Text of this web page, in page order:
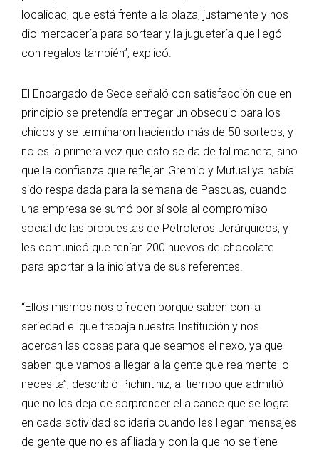
localidad, que está frente a la plaza, justamente y nos
dio mercadería para sortear y la juguetería que llegó
con regalos también”, explicó.
El Encargado de Sede señaló con satisfacción que en
principio se pretendía entregar un obsequio para los
chicos y se terminaron haciendo más de 50 sorteos, y
no es la primera vez que esto se da de tal manera, sino
que la confianza que reflejan Gremio y Mutual ya había
sido respaldada para la semana de Pascuas, cuando
una empresa se sumó por sí sola al compromiso
social de las propuestas de Petroleros Jerárquicos, y
les comunicó que tenían 200 huevos de chocolate
para aportar a la iniciativa de sus referentes.
“Ellos mismos nos ofrecen porque saben con la
seriedad el que trabaja nuestra Institución y nos
acercan las cosas para que seamos el nexo, ya que
saben que vamos a llegar a la gente que realmente lo
necesita”, describió Pichintiniz, al tiempo que admitió
que no les deja de sorprender el alcance que se logra
en cada actividad solidaria cuando les llegan mensajes
de gente que no es afiliada y con la que no se tiene